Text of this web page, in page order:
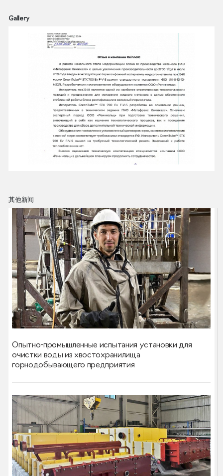
Gallery
其他新闻
Опытно-промышленные испытания установки для
очистки воды из хвостохранилища
горнодобывающего предприятия